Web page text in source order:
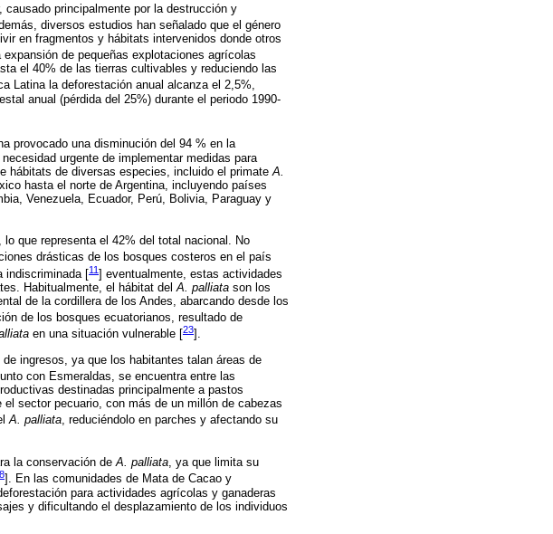
principalmente por la destrucción y
diversos estudios han señalado que el género
en fragmentos y hábitats intervenidos donde otros
de pequeñas explotaciones agrícolas
el 40% de las tierras cultivables y reduciendo las
Latina la deforestación anual alcanza el 2,5%,
anual (pérdida del 25%) durante el periodo 1990-
provocado una disminución del 94 % en la
urgente de implementar medidas para
hábitats de diversas especies, incluido el primate A.
hasta el norte de Argentina, incluyendo países
Venezuela, Ecuador, Perú, Bolivia, Paraguay y
que representa el 42% del total nacional. No
drásticas de los bosques costeros en el país
indiscriminada [11] eventualmente, estas actividades
Habitualmente, el hábitat delA. palliata son los
de la cordillera de los Andes, abarcando desde los
de los bosques ecuatorianos, resultado de
en una situación vulnerable [ 23 ].
ingresos, ya que los habitantes talan áreas de
con Esmeraldas, se encuentra entre las
destinadas principalmente a pastos
sector pecuario, con más de un millón de cabezas
A. palliata, reduciéndolo en parches y afectando su
la conservación deA. palliata, ya que limita su
]. En las comunidades de Mata de Cacao y
para actividades agrícolas y ganaderas
y dificultando el desplazamiento de los individuos